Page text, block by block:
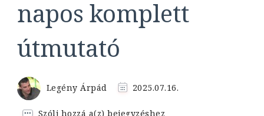
napos komplett
útmutató
Legény Árpád 2025.07.16.
Szólj hozzá a(z)Heti
bejegyzéshez